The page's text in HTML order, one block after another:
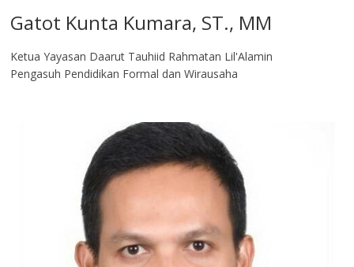
Gatot Kunta Kumara, ST., MM
Ketua Yayasan Daarut Tauhiid Rahmatan Lil'Alamin
Pengasuh Pendidikan Formal dan Wirausaha